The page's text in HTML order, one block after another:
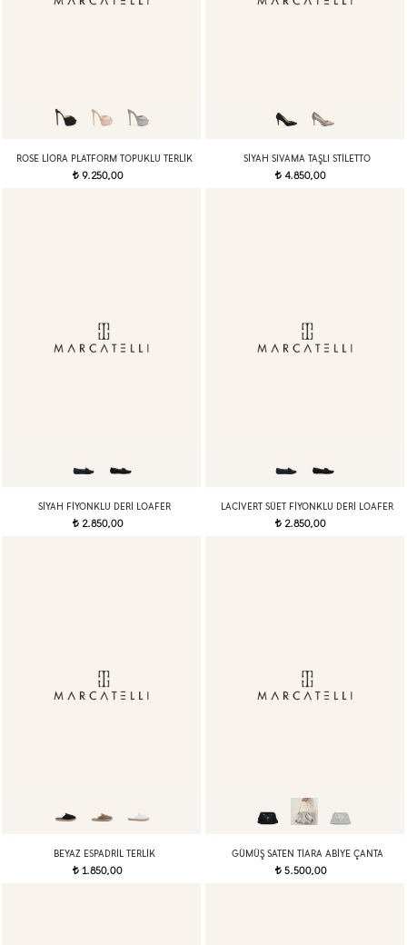
ROSE LIORA PLATFORM TOPUKLU TERLIK
t9.250,00
SIYAH SIVAMA TAŞLI STILETTO
t 4.850,00
SIYAH FIYONKLU DERI LOAFER
t2.850,00
LACIVERT SÜET FIYONKLU DERI LOAFER
t 2.850,00
BEYAZ ESPADRIL TERLIK
t 1.850,00
GÜMÜŞ SATEN TIARA ABIYE ÇANTA
t5.500,00